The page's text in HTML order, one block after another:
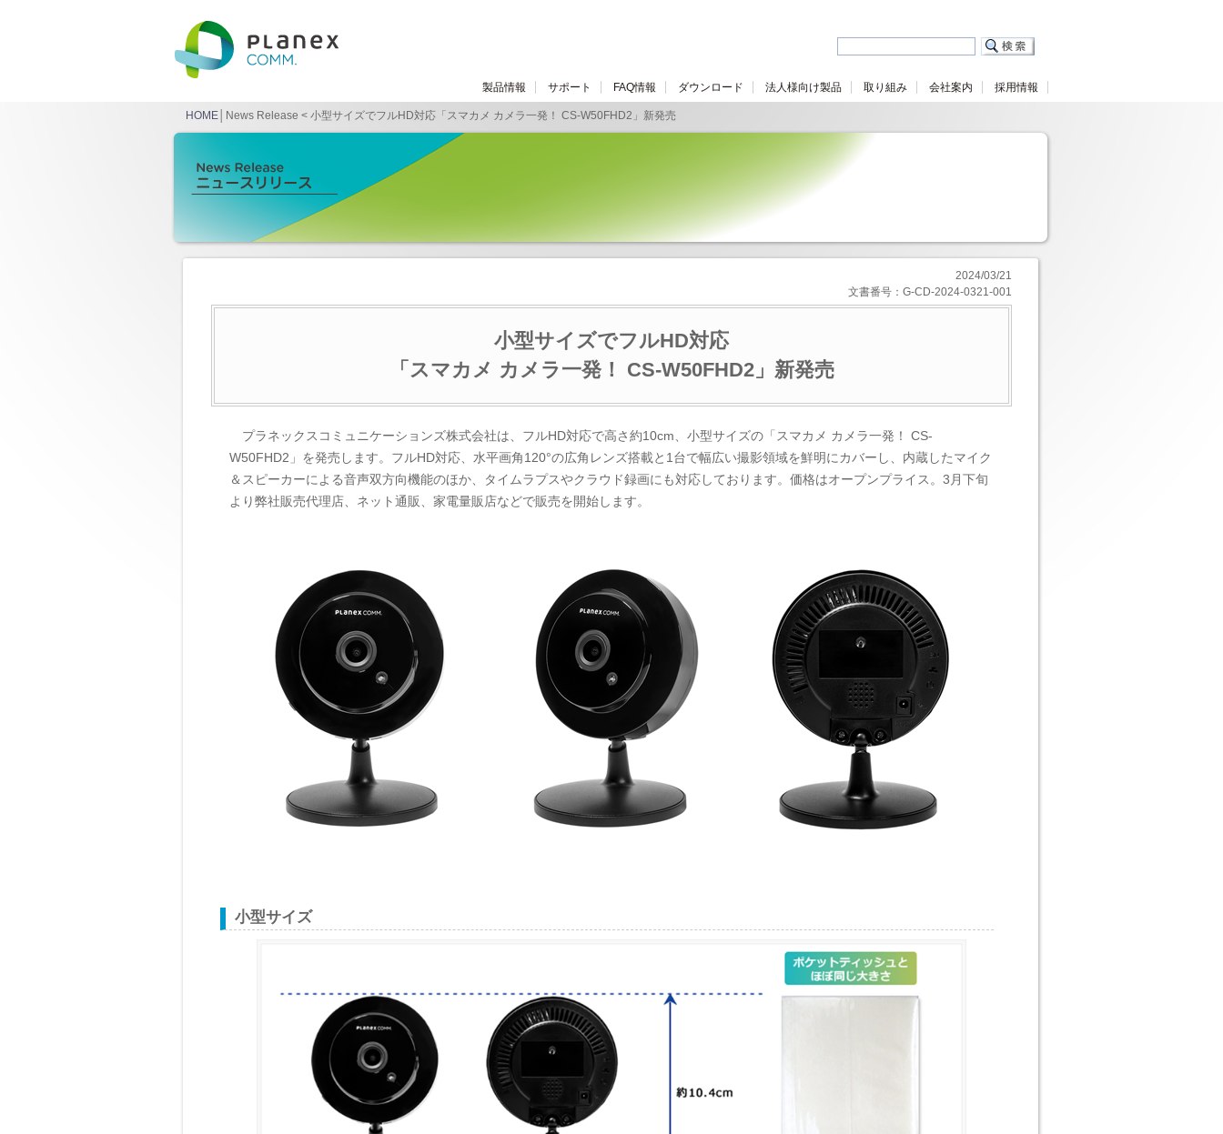
製品情報 サポート FAQ情報 ダウンロード 法人様向け製品 取り組み 会社案内 採用情報
HOME │News Release < 小型サイズでフルHD対応「スマカメ カメラ一発！ CS-W50FHD2」新発売
2024/03/21
文書番号：G-CD-2024-0321-001
小型サイズでフルHD対応
「スマカメ カメラ一発！ CS-W50FHD2」新発売
プラネックスコミュニケーションズ株式会社は、フルHD対応で高さ約10cm、小型サイズの「スマカメ カメラ一発！ CS-
W50FHD2」を発売します。フルHD対応、水平画角120°の広角レンズ搭載と1台で幅広い撮影領域を鮮明にカバーし、内蔵したマイク
＆スピーカーによる音声双方向機能のほか、タイムラプスやクラウド録画にも対応しております。価格はオープンプライス。3月下旬
より弊社販売代理店、ネット通販、家電量販店などで販売を開始します。
小型サイズ